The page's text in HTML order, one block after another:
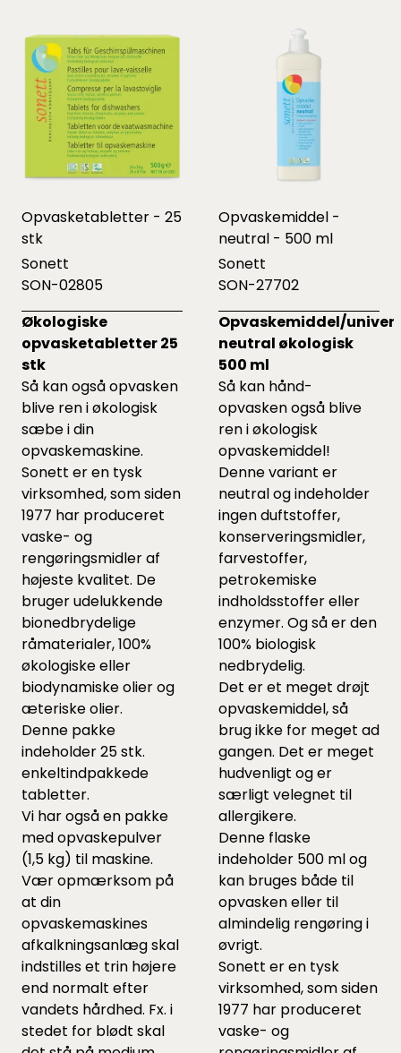
Opvasketabletter - 25
stk
Sonett
SON-02805
Økologiske
opvasketabletter 25
stk
Så kan også opvasken
blive ren i økologisk
sæbe i din
opvaskemaskine.
Sonett er en tysk
virksomhed, som siden
1977 har produceret
vaske- og
rengøringsmidler af
højeste kvalitet. De
bruger udelukkende
bionedbrydelige
råmaterialer, 100%
økologiske eller
biodynamiske olier og
æteriske olier.
Denne pakke
indeholder 25 stk.
enkeltindpakkede
tabletter.
Vi har også en pakke
med opvaskepulver
(1,5 kg) til maskine.
Vær opmærksom på
at din
opvaskemaskines
afkalkningsanlæg skal
indstilles et trin højere
end normalt efter
vandets hårdhed. Fx. i
stedet for blødt skal
Opvaskemiddel -
neutral - 500 ml
Sonett
SON-27702
Opvaskemiddel/
neutral økologisk
500 ml
Så kan hånd-
opvasken også blive
ren i økologisk
opvaskemiddel!
Denne variant er
neutral og indeholder
ingen duftstoffer,
konserveringsmidler,
farvestoffer,
petrokemiske
indholdsstoffer eller
enzymer. Og så er den
100% biologisk
nedbrydelig.
Det er et meget drøjt
opvaskemiddel, så
brug ikke for meget ad
gangen. Det er meget
hudvenligt og er
særligt velegnet til
allergikere.
Denne flaske
indeholder 500 ml og
kan bruges både til
opvasken eller til
almindelig rengøring i
øvrigt.
Sonett er en tysk
virksomhed, som siden
1977 har produceret
vaske- og